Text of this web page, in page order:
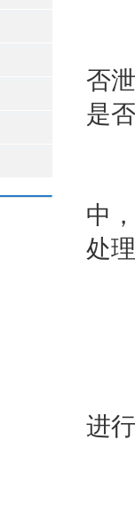
否
是
中
处
进